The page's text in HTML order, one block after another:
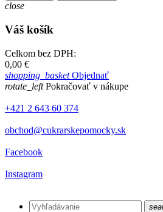
close
Váš košík
Celkom bez DPH:
0,00 €
shopping_basketObjednať
rotate_leftPokračovať v nákupe
+421 2 643 60 374
obchod@cukrarskepomocky.sk
Facebook
Instagram